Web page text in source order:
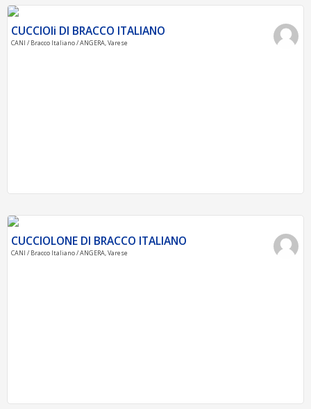
CUCCIOli DI BRACCO ITALIANO
CANI / Bracco Italiano / ANGERA, Varese
CUCCIOLONE DI BRACCO ITALIANO
CANI / Bracco Italiano / ANGERA, Varese